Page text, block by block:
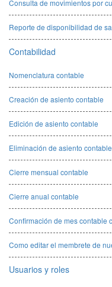
Consulta de movimientos por
Reporte de disponibilidad de
Contabilidad
Nomenclatura contable
Creación de asiento contable
Edición de asiento contable
Eliminación de asiento contable
Cierre mensual contable
Cierre anual contable
Confirmación de mes contable
Como editar el membrete de
Usuarios y roles